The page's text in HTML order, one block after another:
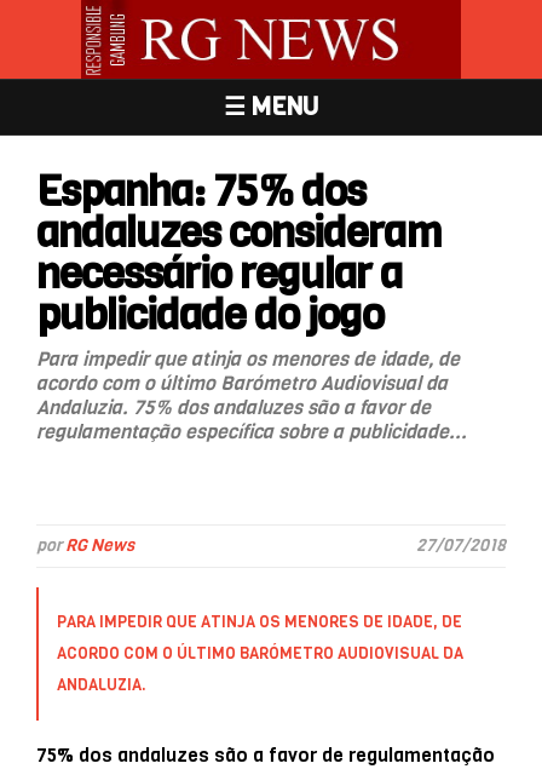
☰ MENU
Espanha: 75% dos
andaluzes consideram
necessário regular a
publicidade do jogo
Para impedir que atinja os menores de idade, de
acordo com o último Barómetro Audiovisual da
Andaluzia. 75% dos andaluzes são a favor de
regulamentação específica sobre a publicidade...
porRG News 27/07/2018
PARA IMPEDIR QUE ATINJA OS MENORES DE IDADE, DE
ACORDO COM O ÚLTIMO BARÓMETRO AUDIOVISUAL DA
ANDALUZIA.
75% dos andaluzes são a favor de regulamentação